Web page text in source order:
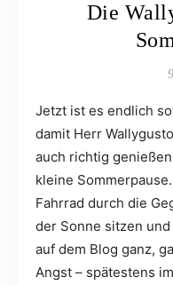
Die
Jetzt ist es endlich
damit Herr
auch richtig
kleine
Fahrrad durch die
der Sonne sitzen
auf dem Blog ganz,
Angst – spätestens